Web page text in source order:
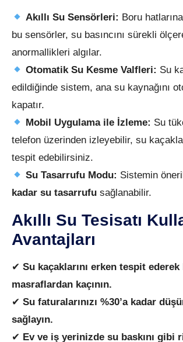
Akıllı Su Sensörleri: Boru
bu sensörler, su basıncını sürekli
anormallikleri algılar.
Otomatik Su Kesme Valfleri: Su
edildiğinde sistem, ana su kaynağını
kapatır.
Mobil Uygulama ile İzleme: Su
telefon üzerinden izleyebilir, su
tespit edebilirsiniz.
Su Tasarrufu Modu: Sistemin
kadar su tasarrufu sağlanabilir.
Akıllı Su Tesisatı
Avantajları
✔ Su kaçaklarını erken tespit
masraflardan kaçının.
✔ Su faturalarınızı %30’a kadar
sağlayın.
✔ Ev ve iş yerinizde su baskını gibi